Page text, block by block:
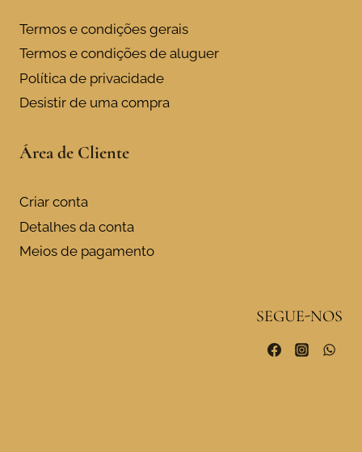
Termos e condições gerais
Termos e condições de aluguer
Política de privacidade
Desistir de uma compra
Área de Cliente
Criar conta
Detalhes da conta
Meios de pagamento
SEGUE-NOS